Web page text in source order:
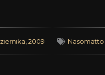
2009 Nasomatto